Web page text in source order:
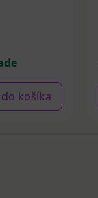
košíka